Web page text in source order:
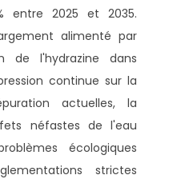
entre 2025 et 2035.
alimenté par
de l'hydrazine dans
continue sur la
actuelles, la
néfastes de l'eau
écologiques
strictes